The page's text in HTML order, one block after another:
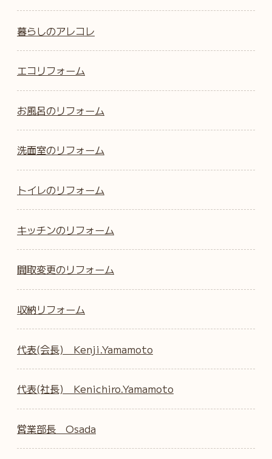
暮らしのアレコレ
エコリフォーム
お風呂のリフォーム
洗面室のリフォーム
トイレのリフォーム
キッチンのリフォーム
間取変更のリフォーム
収納リフォーム
代表(会長) Kenji.Yamamoto
代表(社長) Kenichiro.Yamamoto
営業部長 Osada